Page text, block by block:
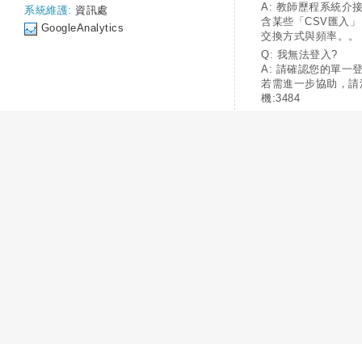
系統維護: 資訊處
GoogleAnalytics
A: 教師歷程系統介
含某些「CSV匯入
交換方式與頻率。。
Q: 我無法登入?
A: 請確認您的單一
若需進一步協助，
機:3484